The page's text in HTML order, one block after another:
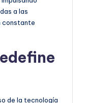
a las
constante
de la tecnología